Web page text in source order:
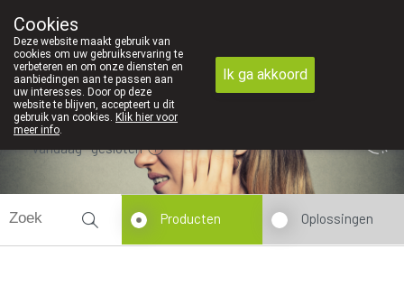
apotheek zeer belangrijk, vandaar dat wij geen producten
02/5135502
Vandaag gesloten
Producten Oplossingen
Cookies
Deze website maakt gebruik van
cookies om uw gebruikservaring te
verbeteren en om onze diensten en
aanbiedingen aan te passen aan
uw interesses. Door op deze
website te blijven, accepteert u dit
gebruik van cookies. Klik hier voor
meer info.
Ik ga akkoord